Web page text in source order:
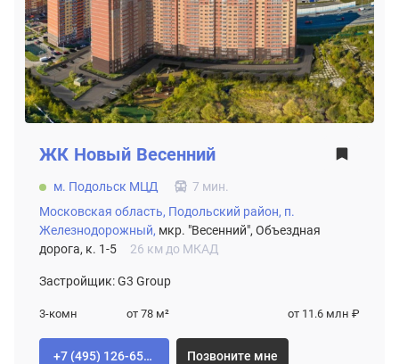
ЖК Новый Весенний
м. Подольск МЦД
7 мин.
Московская область, Подольский район, п.
Железнодорожный, мкр. "Весенний", Объездная
дорога, к. 1-5
26 км до МКАД
Застройщик: G3 Group
3-комн от 78 м² от 11.6 млн ₽
+7 (495) 126-65-04 Позвоните мне